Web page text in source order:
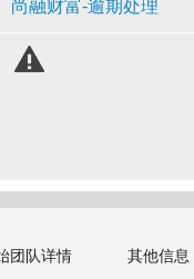
尚融财富-逾期处理
团队详情 其他信息